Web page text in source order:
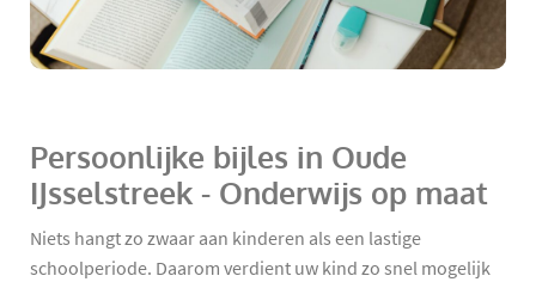
Persoonlijke bijles in Oude
IJsselstreek - Onderwijs op maat
Niets hangt zo zwaar aan kinderen als een lastige
schoolperiode. Daarom verdient uw kind zo snel mogelijk